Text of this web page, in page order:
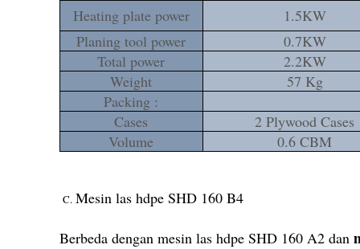
Heating plate power
1.5KW
Planing tool power
0.7KW
Total power
2.2KW
Weight
57 Kg
Packing :
Cases
2 Plywood Cases
Volume
0.6 CBM
C. Mesin las hdpe SHD 160 B4
Berbeda dengan mesin las hdpe SHD 160 A2 dan